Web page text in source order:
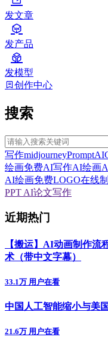
发文章
发产品
发模型
创作中心
搜索
写作midjourneyPrompt
绘画免费AI写作AI绘画
AI绘画免费LOGO在线
PPT AI论文写作
近期热门
【搬运】AI动画制作流
术（带中文字幕）
33.1万 用户在看
中国人工智能缩小与美
21.6万 用户在看